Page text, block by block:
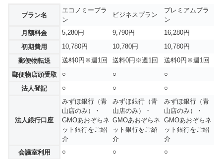
プラン名
エコノミープラ
ン
ビジネスプラン
プレミアムプラ
ン
月額料金
5,280円 9,790円
16,280円
初期費用
10,780円 10,780円
10,780円
郵便物転送
送料0円※週1回 送料0円※週1回
送料0円※週1回
郵便物店頭受取
○ ○
○
法人登記
○ ○ ○
法人銀行口座
みずほ銀行（青
山店のみ）・
GMOあおぞらネ
ット銀行をご紹
介
みずほ銀行（青
山店のみ）・
GMOあおぞらネ
ット銀行をご紹
介
みずほ銀行（青
山店のみ）・
GMOあおぞらネ
ット銀行をご紹
介
会議室利用
○ ○ ○